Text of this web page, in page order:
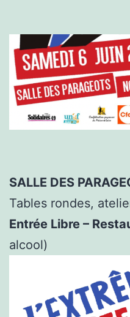
SALLE DES
Tables rondes,
Entrée Libre –
alcool)